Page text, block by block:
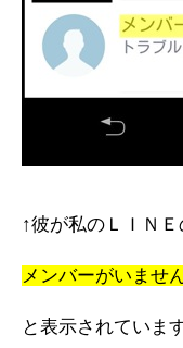
↑彼が私のＬＩＮ
メンバーがいません
と表示されています